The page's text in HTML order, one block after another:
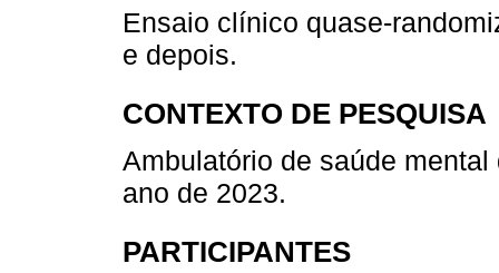
Ensaio clínico quase-
e depois.
CONTEXTO DE PESQUISA
Ambulatório de saúde
ano de 2023.
PARTICIPANTES